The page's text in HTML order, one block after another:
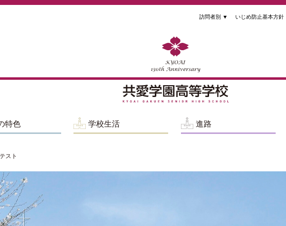
訪問者別 ▼ いじめ防止基本方針
特色 学校生活 進路
スト